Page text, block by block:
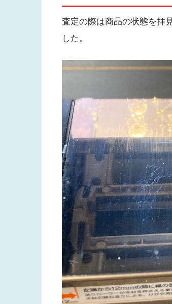
査定の際は商品の状態を拝
した。